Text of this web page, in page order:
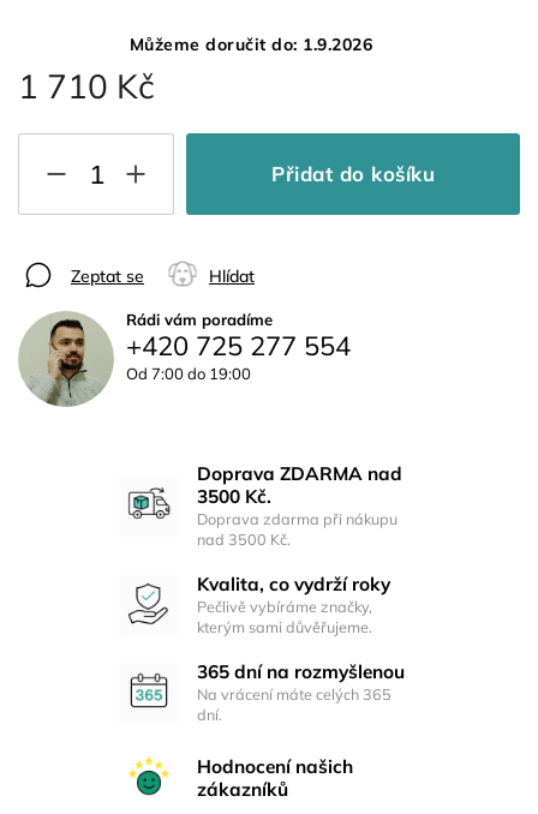
1 710 Kč
Můžeme doručit do: 1.9.2026
Přidat do košíku
Zeptat se Hlídat
Rádi vám poradíme
+420 725 277 554
Od 7:00 do 19:00
Doprava ZDARMA nad
3500 Kč.
Doprava zdarma při nákupu
nad 3500 Kč.
Kvalita, co vydrží roky
Pečlivě vybíráme značky,
kterým sami důvěřujeme.
365 dní na rozmyšlenou
Na vrácení máte celých 365
dní.
Hodnocení našich
zákazníků